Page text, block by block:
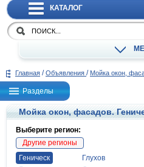
КАТАЛОГ
Главная / Объявления / Мойка окон,
Разделы
Мойка окон, фасадов.
Выберите регион:
Другие регионы
Геническ
Глухов